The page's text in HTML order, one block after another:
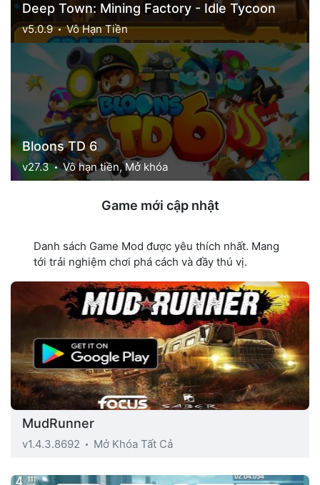
Deep Town: Mining Factory - Idle Tycoon
v5.0.9 Vô Hạn Tiền
Bloons TD 6
v27.3 Vô hạn tiền, Mở khóa
Game mới cập nhật
Danh sách Game Mod được yêu thích nhất. Mang
tới trải nghiệm chơi phá cách và đầy thú vị.
MudRunner
v1.4.3.8692 Mở Khóa Tất Cả